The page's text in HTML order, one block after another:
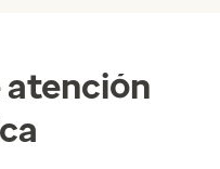
atención